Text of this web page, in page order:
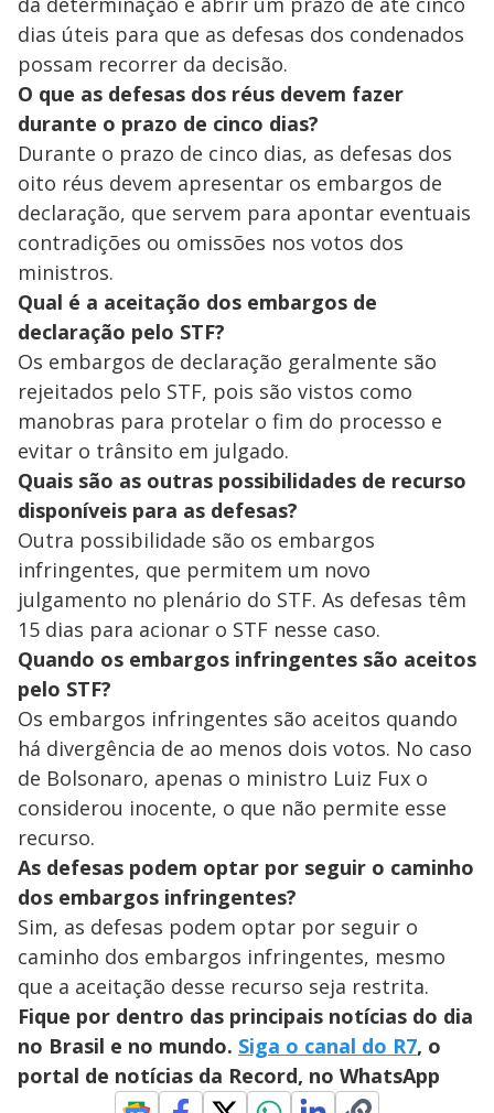
e
o
dias úteis para que as defesas dos condenados
possam recorrer da decisão.
O que as defesas dos réus devem fazer
durante o prazo de cinco dias?
Durante o prazo de cinco dias, as defesas dos
oito réus devem apresentar os embargos de
declaração, que servem para apontar eventuais
contradições ou omissões nos votos dos
ministros.
Qual é a aceitação dos embargos de
declaração pelo STF?
Os embargos de declaração geralmente são
rejeitados pelo STF, pois são vistos como
manobras para protelar o fim do processo e
evitar o trânsito em julgado.
Quais são as outras possibilidades de recurso
disponíveis para as defesas?
Outra possibilidade são os embargos
infringentes, que permitem um novo
julgamento no plenário do STF. As defesas têm
15 dias para acionar o STF nesse caso.
Quando os embargos infringentes são aceitos
pelo STF?
Os embargos infringentes são aceitos quando
há divergência de ao menos dois votos. No caso
de Bolsonaro, apenas o ministro Luiz Fux o
considerou inocente, o que não permite esse
recurso.
As defesas podem optar por seguir o caminho
dos embargos infringentes?
Sim, as defesas podem optar por seguir o
caminho dos embargos infringentes, mesmo
que a aceitação desse recurso seja restrita.
Fique por dentro das principais notícias do dia
no Brasil e no mundo. Siga o canal do R7, o
portal de notícias da Record, no WhatsApp